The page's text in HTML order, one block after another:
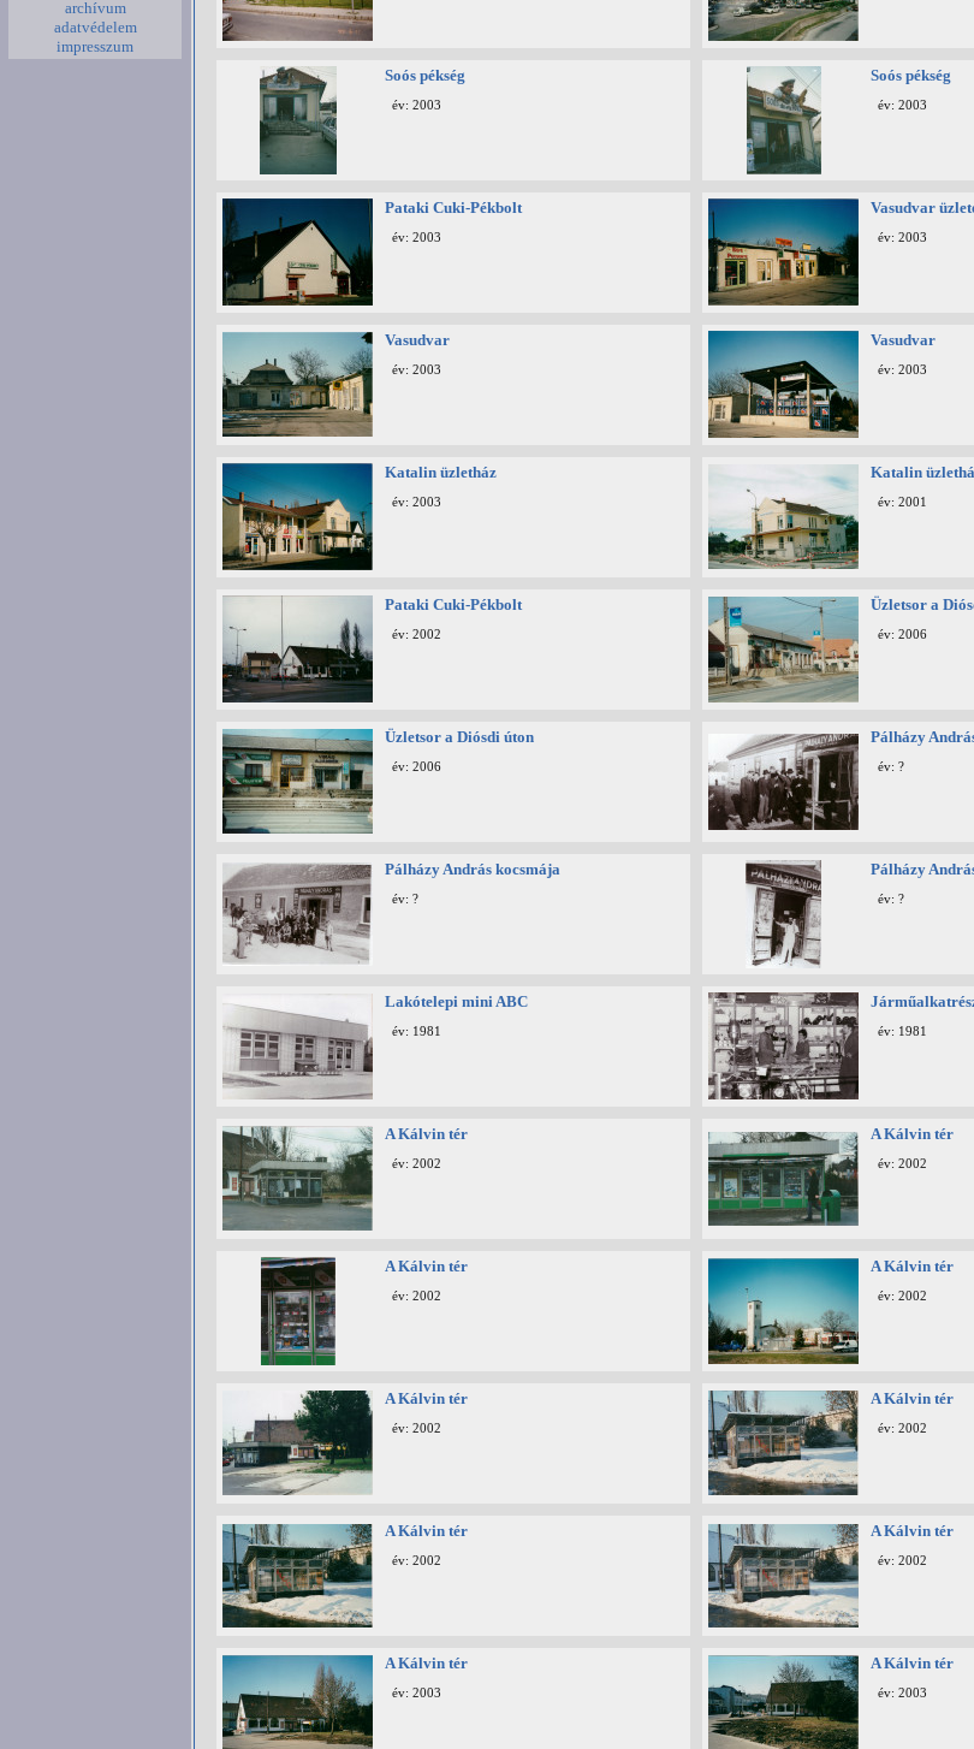
archívum
adatvédelem
impresszum
Soós pékség
év: 2003
Soós pékség
év: 2003
Pataki Cuki-Pékbolt
év: 2003
Vasudvar
év: 2003
Vasudvar
év: 2003
Vasudvar
év: 2003
Katalin üzletház
év: 2003
Katalin
év: 2001
Pataki Cuki-Pékbolt
év: 2002
Üzletsor a
év: 2006
Üzletsor a Diósdi úton
év: 2006
Pálházy
év: ?
Pálházy András kocsmája
év: ?
Pálházy
év: ?
Lakótelepi mini ABC
év: 1981 év: 1981
A Kálvin tér
év: 2002
A Kálvin tér
év: 2002
A Kálvin tér
év: 2002
A Kálvin tér
év: 2002
A Kálvin tér
év: 2002
A Kálvin tér
év: 2002
A Kálvin tér
év: 2002
A Kálvin tér
év: 2002
A Kálvin tér
év: 2003
A Kálvin tér
év: 2003